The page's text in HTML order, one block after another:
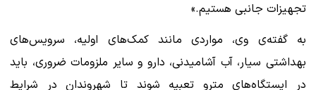
تجهیزات جانبی هستیم.»
به گفته‌ی وی، مواردی مانند کمک‌های اولیه، سرویس‌های
بهداشتی سیار، آب آشامیدنی، دارو و سایر ملزومات ضروری، باید
در ایستگاه‌های مترو تعبیه شوند تا شهروندان در شرایط